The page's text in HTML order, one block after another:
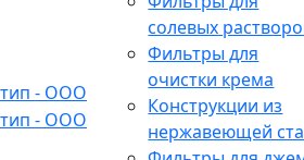
солевых
Фильтры для
очистки крема
Конструкции из
нержавеющей